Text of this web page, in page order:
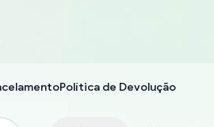
Política de Devolução